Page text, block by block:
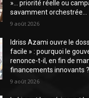
»… priorité réelle ou
savamment orchestrée...
9 août 2026
Idriss Azami ouvre le
facile » : pourquoi le
renonce-t-il, en fin de
financements innovants ?
9 août 2026